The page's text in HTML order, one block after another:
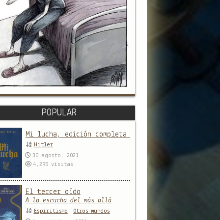
POPULAR
Mi lucha, edición completa y sin censura
Hitler
30 agosto, 2021
4,295 visitas
El tercer oído
A la escucha del más allá
Espiritismo , Otros mundos